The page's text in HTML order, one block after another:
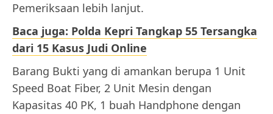
Pemeriksaan lebih lanjut.
Baca juga: Polda Kepri Tangkap 55 Tersangka
dari 15 Kasus Judi Online
Barang Bukti yang di amankan berupa 1 Unit
Speed Boat Fiber, 2 Unit Mesin dengan
Kapasitas 40 PK, 1 buah Handphone dengan